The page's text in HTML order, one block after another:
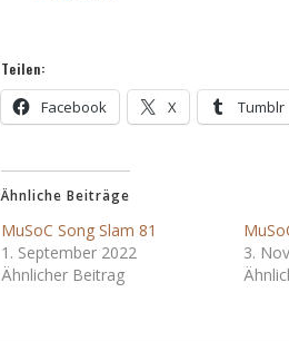
Teilen:
Facebook X Tumblr
Ähnliche Beiträge
MuSoC Song Slam 81
1. September 2022
Ähnlicher Beitrag
3.